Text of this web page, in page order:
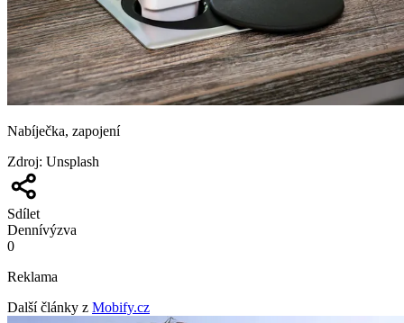
Nabíječka, zapojení
Zdroj: Unsplash
Sdílet
Dennívýzva
0
Reklama
Další články z Mobify.cz